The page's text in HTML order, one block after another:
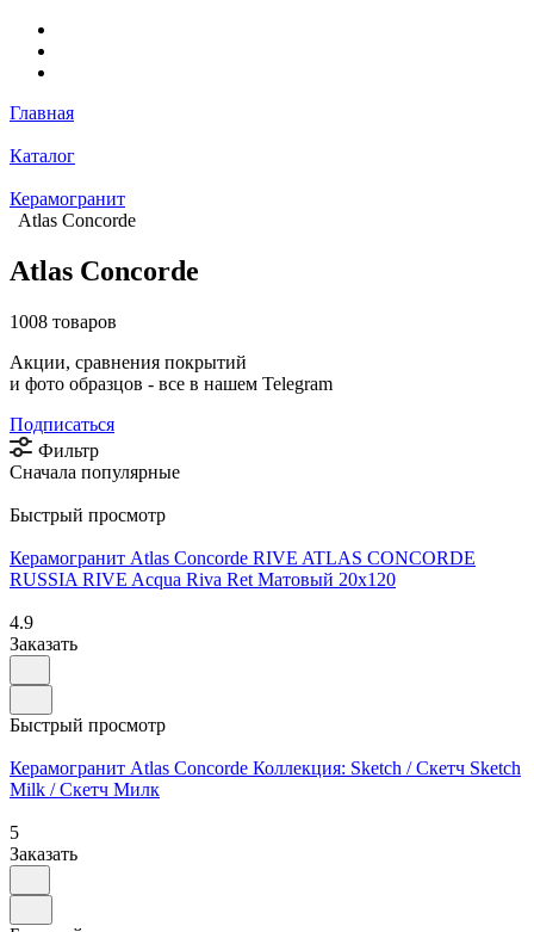
Главная
Каталог
Керамогранит
Atlas Concorde
Atlas Concorde
1008 товаров
Акции, сравнения покрытий
и фото образцов - все в нашем Telegram
Подписаться
Фильтр
Сначала популярные
Быстрый просмотр
Керамогранит Atlas Concorde RIVE ATLAS CONCORDE
RUSSIA RIVE Acqua Riva Ret Матовый 20x120
4.9
Заказать
Быстрый просмотр
Керамогранит Atlas Concorde Коллекция: Sketch / Скетч Sketch
Milk / Скетч Милк
5
Заказать